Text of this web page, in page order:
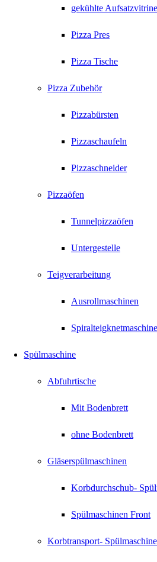
gekühlte Aufsatzvitrine
Pizza Pres
Pizza Tische
Pizza Zubehör
Pizzabürsten
Pizzaschaufeln
Pizzaschneider
Pizzaöfen
Tunnelpizzaöfen
Untergestelle
Teigverarbeitung
Ausrollmaschinen
Spülmaschine
Abfuhrtische
Mit Bodenbrett
ohne Bodenbrett
Gläserspülmaschinen
Korbdurchschub-
Spülmaschinen Front
Korbtransport-